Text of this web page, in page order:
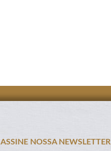
ASSINE NOSSA NEWSLETTER